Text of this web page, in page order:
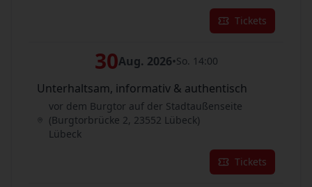
Tickets
30Aug. 2026•So. 14:00
Unterhaltsam, informativ & authentisch
vor dem Burgtor auf der Stadtaußenseite
(Burgtorbrücke 2, 23552 Lübeck)
Lübeck
Tickets